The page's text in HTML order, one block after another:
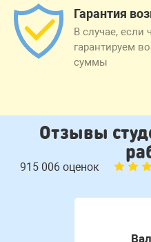
Гарантия
В случае, если
гарантируем
суммы
Отзывы
915 006 оценок